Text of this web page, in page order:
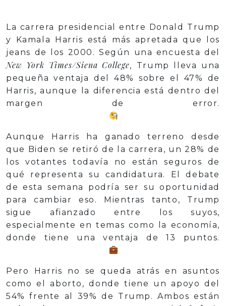
La carrera presidencial entre Donald Trump
y Kamala Harris está más apretada que los
jeans de los 2000. Según una encuesta del
New York Times/Siena College, Trump lleva una
pequeña ventaja del 48% sobre el 47% de
Harris, aunque la diferencia está dentro del
margen de error.
Aunque Harris ha ganado terreno desde
que Biden se retiró de la carrera, un 28% de
los votantes todavía no están seguros de
qué representa su candidatura. El debate
de esta semana podría ser su oportunidad
para cambiar eso. Mientras tanto, Trump
sigue afianzado entre los suyos,
especialmente en temas como la economía,
donde tiene una ventaja de 13 puntos.
Pero Harris no se queda atrás en asuntos
como el aborto, donde tiene un apoyo del
54% frente al 39% de Trump. Ambos están